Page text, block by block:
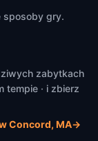
sposoby gry.
zabytkach
tempie · i zbierz
Concord, MA→